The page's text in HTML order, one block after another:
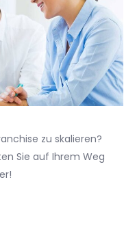
zu skalieren?
Sie auf Ihrem Weg